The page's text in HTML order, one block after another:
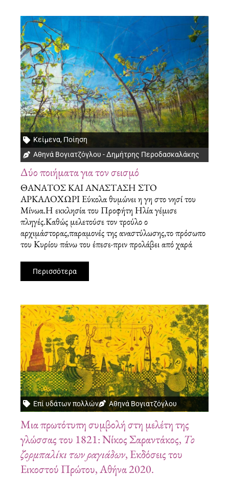
Κείμενα, Ποίηση
Αθηνά Βογιατζόγλου - Δημήτρης Περοδασκαλάκης
Δύο ποιήματα για τον σεισμό
ΘΑΝΑΤΟΣ ΚΑΙ ΑΝΑΣΤΑΣΗ ΣΤΟ
ΑΡΚΑΛΟΧΩΡΙ Εύκολα θυμώνει η γη στο νησί του
Μίνωα.Η εκκλησία του Προφήτη Ηλία γέμισε
πληγές.Καθώς μελετούσε τον τρούλο ο
αρχιμάστορας,παραμονές της αναστύλωσης,το πρόσωπο
του Κυρίου πάνω του έπεσε·πριν προλάβει από χαρά
Περισσότερα
Επί υδάτων πολλών Αθηνά Βογιατζόγλου
Μια πρωτότυπη συμβολή στη μελέτη της
γλώσσας του 1821: Νίκος Σαραντάκος, Το
ζορμπαλίκι των ραγιάδων, Εκδόσεις του
Εικοστού Πρώτου, Αθήνα 2020.